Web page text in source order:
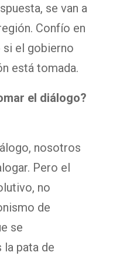
se van a
Confío en
si el gobierno
está tomada.
el diálogo?
nosotros
Pero el
no
de
se
pata de